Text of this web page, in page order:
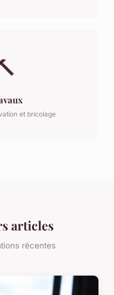
et bricolage
articles
récentes